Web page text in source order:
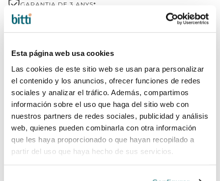
Esta página web usa cookies
Las cookies de este sitio web se usan para personalizar
el contenido y los anuncios, ofrecer funciones de redes
sociales y analizar el tráfico. Además, compartimos
información sobre el uso que haga del sitio web con
nuestros partners de redes sociales, publicidad y análisis
web, quienes pueden combinarla con otra información
que les haya proporcionado o que hayan recopilado a
partir del uso que haya hecho de sus servicios.
GARANTIA DE 3 ANYS*
PER QUÈ TRIAR BITTI?
INFORMACIÓ DE LA MARCA
COMPLETA LA TEVA COMPRA
COMPARTIR